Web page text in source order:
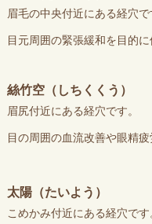
眉毛の中央付近にある経穴で
目元周囲の緊張緩和を目的に
絲竹空（しちくくう）
眉尻付近にある経穴です。
目の周囲の血流改善や眼精疲
太陽（たいよう）
こめかみ付近にある経穴です